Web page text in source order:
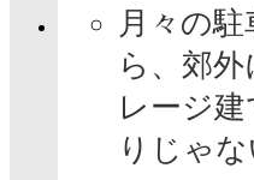
月々の
ら、郊
レージ
りじゃ